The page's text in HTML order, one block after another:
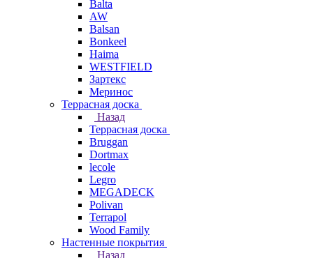
Balta
AW
Balsan
Bonkeel
Haima
WESTFIELD
Зартекс
Меринос
Террасная доска
Назад
Террасная доска
Bruggan
Dortmax
lecole
Legro
MEGADECK
Polivan
Terrapol
Wood Family
Настенные покрытия
Назад